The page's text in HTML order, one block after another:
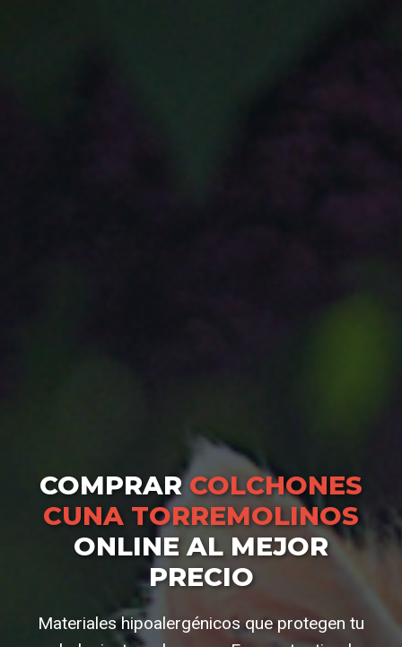
COMPRARCOLCHONES
CUNA TORREMOLINOS
ONLINE AL MEJOR
PRECIO
Materiales hipoalergénicos que protegen tu